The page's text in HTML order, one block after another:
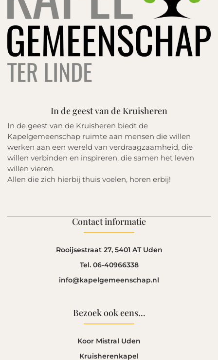
In de geest van de Kruisheren
In de geest van de Kruisheren biedt de
Kapelgemeenschap ruimte aan mensen die willen
werken aan een wereld van verdraagzaamheid, die
willen verbinden en inspireren, die samen het leven
willen vieren.
Allen die zich hierbij thuis voelen, horen erbij!
Contact informatie
Rooijsestraat 27, 5401 AT Uden
Tel. 06-40966338
info@kapelgemeenschap.nl
Bezoek ook eens...
Koor Mistral Uden
Kruisherenkapel